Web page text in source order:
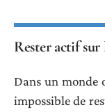
Rester actif sur
Dans un monde
impossible de